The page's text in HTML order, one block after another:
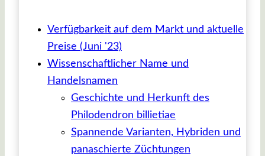
Verfügbarkeit auf dem Markt und aktuelle
Preise (Juni '23)
Wissenschaftlicher Name und
Handelsnamen
Geschichte und Herkunft des
Philodendron billietiae
Spannende Varianten, Hybriden und
panaschierte Züchtungen